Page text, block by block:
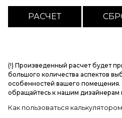
(!) Произведенный расчет будет
большого количества аспектов
особенностей вашего помещения.
обращайтесь к нашим дизайнерам
Как пользоваться